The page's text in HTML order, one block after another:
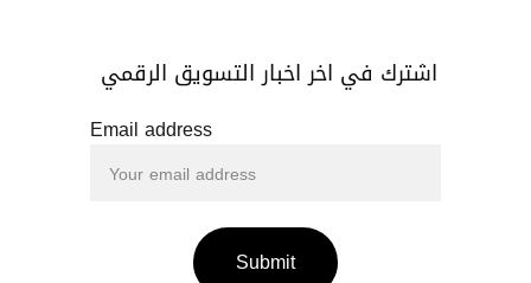
اشترك في اخر اخبار التسويق الرقمي
Email address
Submit